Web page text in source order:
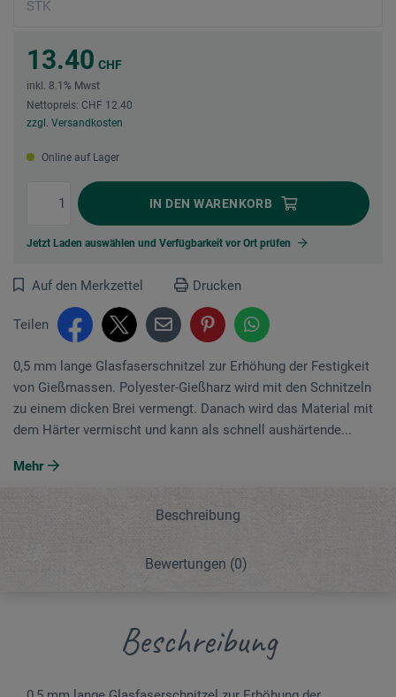
13.40 CHF
inkl. 8.1% Mwst
Nettopreis: CHF 12.40
zzgl. Versandkosten
Online auf Lager
IN DEN WARENKORB
Jetzt Laden auswählen und Verfügbarkeit vor Ort prüfen
Auf den Merkzettel Drucken
Teilen
0,5 mm lange Glasfaserschnitzel zur Erhöhung der Festigkeit
von Gießmassen. Polyester-Gießharz wird mit den Schnitzeln
zu einem dicken Brei vermengt. Danach wird das Material mit
dem Härter vermischt und kann als schnell aushärtende...
Mehr
Beschreibung
Bewertungen (0)
Beschreibung